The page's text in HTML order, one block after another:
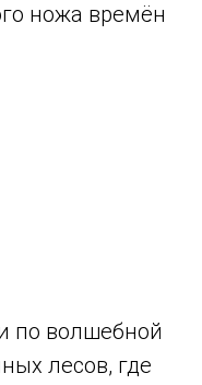
ножа времён
по волшебной
лесов, где